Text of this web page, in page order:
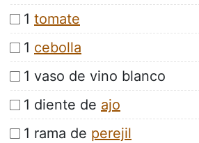
1 tomate
1 cebolla
1 vaso de vino blanco
1 diente de ajo
1 rama de perejil